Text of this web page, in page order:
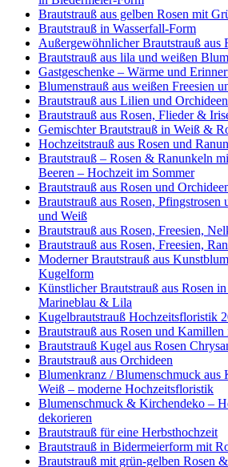
Brautstrauß aus gelben Rosen mit
Brautstrauß in Wasserfall-Form
Außergewöhnlicher Brautstrauß aus
Brautstrauß aus lila und weißen
Gastgeschenke – Wärme und
Blumenstrauß aus weißen Freesien
Brautstrauß aus Lilien und Orchideen
Brautstrauß aus Rosen, Flieder &
Gemischter Brautstrauß in Weiß &
Hochzeitstrauß aus Rosen und
Brautstrauß – Rosen & Ranunkeln
Beeren – Hochzeit im Sommer
Brautstrauß aus Rosen und
Brautstrauß aus Rosen,
und Weiß
Brautstrauß aus Rosen, Freesien,
Brautstrauß aus Rosen, Freesien,
Moderner Brautstrauß aus
Kugelform
Künstlicher Brautstrauß aus Rosen
Marineblau & Lila
Kugelbrautstrauß Hochzeitsfloristik
Brautstrauß aus Rosen und
Brautstrauß Kugel aus Rosen
Brautstrauß aus Orchideen
Blumenkranz / Blumenschmuck aus
Weiß – moderne Hochzeitsfloristik
Blumenschmuck & Kirchendeko –
dekorieren
Brautstrauß für eine Herbsthochzeit
Brautstrauß in Bidermeierform mit
Brautstrauß mit grün-gelben Rosen